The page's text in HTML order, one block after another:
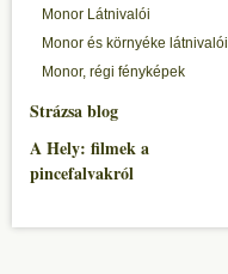
Monor Látnivalói
Monor és környéke látnivalói
Monor, régi fényképek
Strázsa blog
A Hely: filmek a
pincefalvakról